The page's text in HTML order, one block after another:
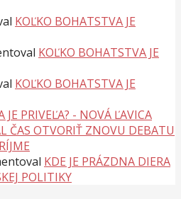
KOĽKO BOHATSTVA JE
KOĽKO BOHATSTVA JE
KOĽKO BOHATSTVA JE
PRIVEĽA? - NOVÁ ĽAVICA
ČAS OTVORIŤ ZNOVU DEBATU
KDE JE PRÁZDNA DIERA
POLITIKY